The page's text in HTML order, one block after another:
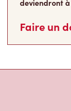
deviendront
Faire un